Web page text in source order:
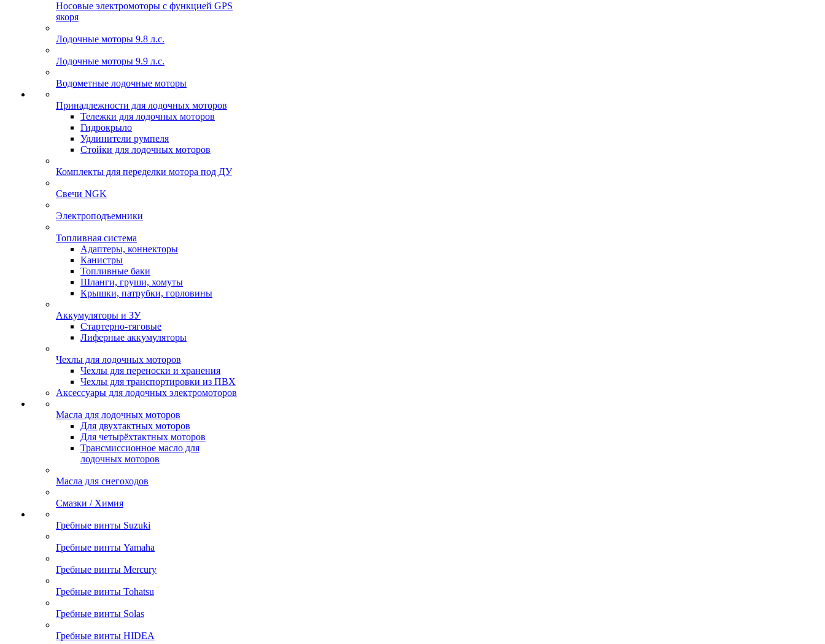
Носовые электромоторы с функцией GPS
якоря
Лодочные моторы 9.8 л.с.
Лодочные моторы 9.9 л.с.
Водометные лодочные моторы
Принадлежности для лодочных моторов
Тележки для лодочных моторов
Гидрокрыло
Удлинители румпеля
Стойки для лодочных моторов
Комплекты для переделки мотора под ДУ
Свечи NGK
Электроподъемники
Топливная система
Адаптеры, коннекторы
Канистры
Топливные баки
Шланги, груши, хомуты
Крышки, патрубки, горловины
Аккумуляторы и ЗУ
Стартерно-тяговые
Лиферные аккумуляторы
Чехлы для лодочных моторов
Чехлы для переноски и хранения
Чехлы для транспортировки из ПВХ
Аксессуары для лодочных электромоторов
Масла для лодочных моторов
Для двухтактных моторов
Для четырёхтактных моторов
Трансмиссионное масло для
лодочных моторов
Масла для снегоходов
Смазки / Химия
Гребные винты Suzuki
Гребные винты Yamaha
Гребные винты Mercury
Гребные винты Tohatsu
Гребные винты Solas
Гребные винты HIDEA